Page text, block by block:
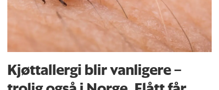
Kjøttallergi blir vanligere –